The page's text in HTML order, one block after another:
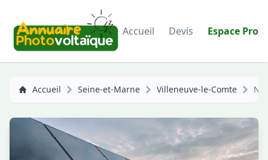
Accueil Devis Espace Pro
Accueil Seine-et-Marne Villeneuve-le-Comte